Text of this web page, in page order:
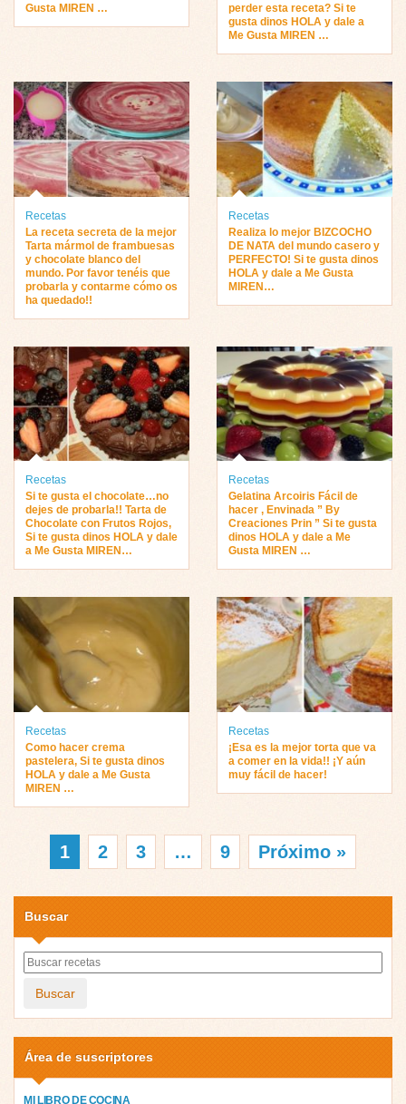
Gusta MIREN …
perder esta receta? Si te
gusta dinos HOLA y dale a
Me Gusta MIREN …
Recetas
La receta secreta de la mejor
Tarta mármol de frambuesas
y chocolate blanco del
mundo. Por favor tenéis que
probarla y contarme cómo os
ha quedado!!
Recetas
Realiza lo mejor BIZCOCHO
DE NATA del mundo casero y
PERFECTO! Si te gusta dinos
HOLA y dale a Me Gusta
MIREN…
Recetas
Si te gusta el chocolate…no
dejes de probarla!! Tarta de
Chocolate con Frutos Rojos,
Si te gusta dinos HOLA y dale
a Me Gusta MIREN…
Recetas
Gelatina Arcoiris Fácil de
hacer , Envinada ” By
Creaciones Prin ” Si te gusta
dinos HOLA y dale a Me
Gusta MIREN …
Recetas
Como hacer crema
pastelera, Si te gusta dinos
HOLA y dale a Me Gusta
MIREN …
Recetas
¡Esa es la mejor torta que va
a comer en la vida!! ¡Y aún
muy fácil de hacer!
1 2 3 … 9 Próximo »
Buscar
Buscar
Área de suscriptores
MI LIBRO DE COCINA